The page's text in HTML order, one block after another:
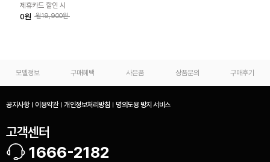
제휴카드 할인 시
0원 월19,900원
모델정보 구매혜택 사은품 상품문의 구매후기
공지사항 이용약관 개인정보처리방침 명의도용 방지 서비스
고객센터
1666-2182